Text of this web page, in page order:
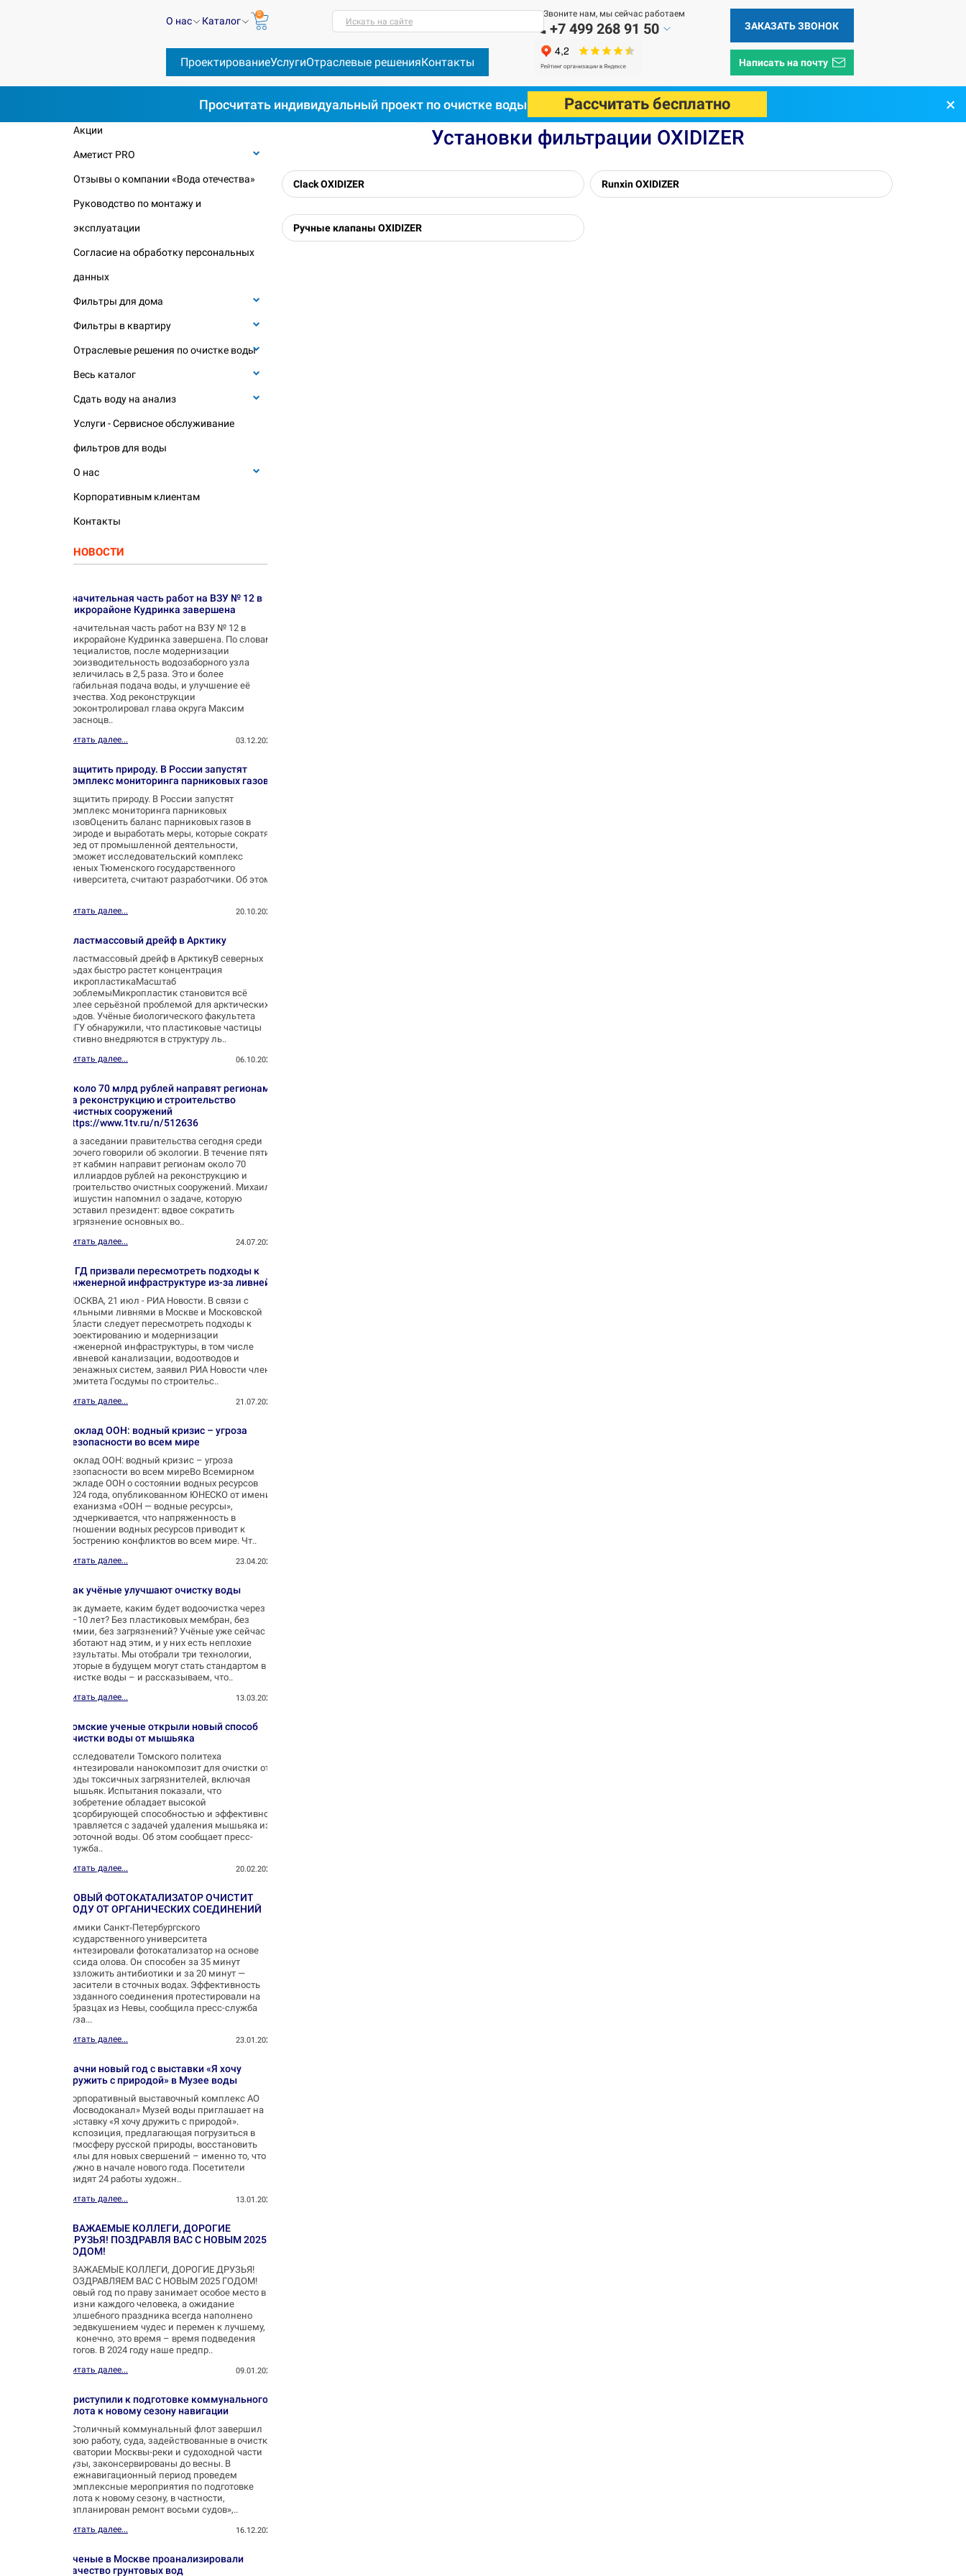
О нас Каталог
0
ПроектированиеУслугиОтраслевые решенияКонтакты
Звоните нам, мы сейчас работаем
+7 499 268 91 50 ЗАКАЗАТЬ ЗВОНОК
Написать на почту
Искать на сайте
Просчитать индивидуальный проект по очистке воды Рассчитать бесплатно ×
Акции
Аметист PRO
Отзывы о компании «Вода отечества»
Руководство по монтажу и
эксплуатации
Согласие на обработку персональных
данных
Фильтры для дома
Фильтры в квартиру
Отраслевые решения по очистке воды
Весь каталог
Сдать воду на анализ
Услуги - Сервисное обслуживание
фильтров для воды
О нас
Корпоративным клиентам
Контакты
НОВОСТИ
Значительная часть работ на ВЗУ № 12 в
микрорайоне Кудринка завершена
Значительная часть работ на ВЗУ № 12 в
микрорайоне Кудринка завершена. По словам
специалистов, после модернизации
производительность водозаборного узла
увеличилась в 2,5 раза. Это и более
стабильная подача воды, и улучшение её
качества. Ход реконструкции
проконтролировал глава округа Максим
Красноцв..
Читать далее... 03.12.2025
Защитить природу. В России запустят
комплекс мониторинга парниковых газов
Защитить природу. В России запустят
комплекс мониторинга парниковых
газовОценить баланс парниковых газов в
природе и выработать меры, которые сократят
вред от промышленной деятельности,
поможет исследовательский комплекс
ученых Тюменского государственного
университета, считают разработчики. Об этом
Читать далее... 20.10.2025
Пластмассовый дрейф в Арктику
Пластмассовый дрейф в АрктикуВ северных
льдах быстро растет концентрация
микропластикаМасштаб
проблемыМикропластик становится всё
более серьёзной проблемой для арктических
льдов. Учёные биологического факультета
МГУ обнаружили, что пластиковые частицы
активно внедряются в структуру ль..
Читать далее... 06.10.2025
Около 70 млрд рублей направят регионам
на реконструкцию и строительство
очистных сооружений
https://www.1tv.ru/n/512636
На заседании правительства сегодня среди
прочего говорили об экологии. В течение пяти
лет кабмин направит регионам около 70
миллиардов рублей на реконструкцию и
строительство очистных сооружений. Михаил
Мишустин напомнил о задаче, которую
поставил президент: вдвое сократить
загрязнение основных во..
Читать далее... 24.07.2025
В ГД призвали пересмотреть подходы к
инженерной инфраструктуре из-за ливней
МОСКВА, 21 июл - РИА Новости. В связи с
сильными ливнями в Москве и Московской
области следует пересмотреть подходы к
проектированию и модернизации
инженерной инфраструктуры, в том числе
ливневой канализации, водоотводов и
дренажных систем, заявил РИА Новости член
комитета Госдумы по строительс..
Читать далее... 21.07.2025
Доклад ООН: водный кризис – угроза
безопасности во всем мире
Доклад ООН: водный кризис – угроза
безопасности во всем миреВо Всемирном
докладе ООН о состоянии водных ресурсов
2024 года, опубликованном ЮНЕСКО от имени
механизма «ООН — водные ресурсы»,
подчеркивается, что напряженность в
отношении водных ресурсов приводит к
обострению конфликтов во всем мире. Чт..
Читать далее... 23.04.2025
Как учёные улучшают очистку воды
Как думаете, каким будет водоочистка через
5–10 лет? Без пластиковых мембран, без
химии, без загрязнений? Учёные уже сейчас
работают над этим, и у них есть неплохие
результаты. Мы отобрали три технологии,
которые в будущем могут стать стандартом в
очистке воды – и рассказываем, что..
Читать далее... 13.03.2025
Томские ученые открыли новый способ
очистки воды от мышьяка
Исследователи Томского политеха
синтезировали нанокомпозит для очистки от
воды токсичных загрязнителей, включая
мышьяк. Испытания показали, что
изобретение обладает высокой
адсорбирующей способностью и эффективно
справляется с задачей удаления мышьяка из
проточной воды. Об этом сообщает пресс-
служба..
Читать далее... 20.02.2025
НОВЫЙ ФОТОКАТАЛИЗАТОР ОЧИСТИТ
ВОДУ ОТ ОРГАНИЧЕСКИХ СОЕДИНЕНИЙ
Химики Санкт‑Петербургского
государственного университета
синтезировали фотокатализатор на основе
оксида олова. Он способен за 35 минут
разложить антибиотики и за 20 минут —
красители в сточных водах. Эффективность
созданного соединения протестировали на
образцах из Невы, сообщила пресс-служба
вуза...
Читать далее... 23.01.2025
Начни новый год с выставки «Я хочу
дружить с природой» в Музее воды
Корпоративный выставочный комплекс АО
«Мосводоканал» Музей воды приглашает на
выставку «Я хочу дружить с природой».
Экспозиция, предлагающая погрузиться в
атмосферу русской природы, восстановить
силы для новых свершений – именно то, что
нужно в начале нового года. Посетители
увидят 24 работы художн..
Читать далее... 13.01.2025
УВАЖАЕМЫЕ КОЛЛЕГИ, ДОРОГИЕ
ДРУЗЬЯ! ПОЗДРАВЛЯ ВАС С НОВЫМ 2025
ГОДОМ!
УВАЖАЕМЫЕ КОЛЛЕГИ, ДОРОГИЕ ДРУЗЬЯ!
ПОЗДРАВЛЯЕМ ВАС С НОВЫМ 2025 ГОДОМ!
Новый год по праву занимает особое место в
жизни каждого человека, а ожидание
волшебного праздника всегда наполнено
предвкушением чудес и перемен к лучшему,
и, конечно, это время – время подведения
итогов. В 2024 году наше предпр..
Читать далее... 09.01.2025
Приступили к подготовке коммунального
флота к новому сезону навигации
«Столичный коммунальный флот завершил
свою работу, суда, задействованные в очистке
акватории Москвы-реки и судоходной части
Яузы, законсервированы до весны. В
межнавигационный период проведем
комплексные мероприятия по подготовке
флота к новому сезону, в частности,
запланирован ремонт восьми судов»,..
Читать далее... 16.12.2024
Ученые в Москве проанализировали
качество грунтовых вод
Весь каталог Комплекты Установки фильтрации OXIDIZER
Установки фильтрации OXIDIZER
Clack OXIDIZER Runxin OXIDIZER
Ручные клапаны OXIDIZER